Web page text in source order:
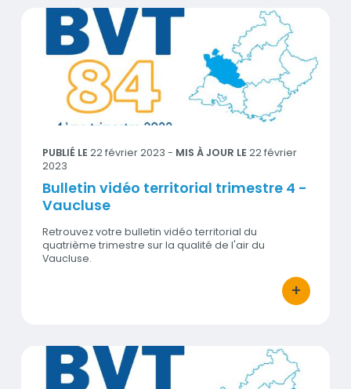
Bulletin vidéo territorial trimestre 4 - Vaucluse
Visuel
PUBLIÉ LE 22 février 2023 - MIS À JOUR LE 22 février
2023
Bulletin vidéo territorial trimestre 4 -
Vaucluse
Retrouvez votre bulletin vidéo territorial du
quatrième trimestre sur la qualité de l'air du
Vaucluse.
+
bouton
Bulletin vidéo territorial trimestre 4 - Alpes-maritimes